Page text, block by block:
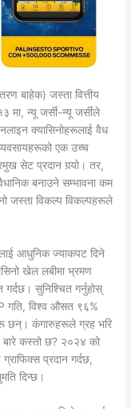
बाहेक) जस्ता वित्तीय
मा, न्यू जर्सी-न्यू जर्सीले
क्यासिनोहरूलाई वैध
एक उच्च
सेट प्रदान गर्‍यो। तर,
बनाउने सम्भावना कम
जस्ता विकल्प विकल्पहरूले
आधुनिक ज्याकपट दिने
खेल लबीमा भ्रमण
सुनिश्चित गर्नुहोस्
गति, विश्व औसत ९६%
छन्। कंगारुहरूले ग्रह भरि
बारे कस्तो छ? २०२४ को
प्रदान गर्दछ,
दिन्छ।